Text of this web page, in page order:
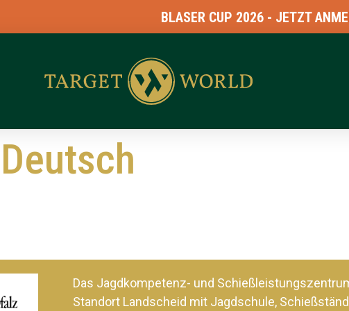
BLASER CUP 2026 - JETZT
Das Jagdkompetenz- und
Standort Landscheid mit Jagdschule,